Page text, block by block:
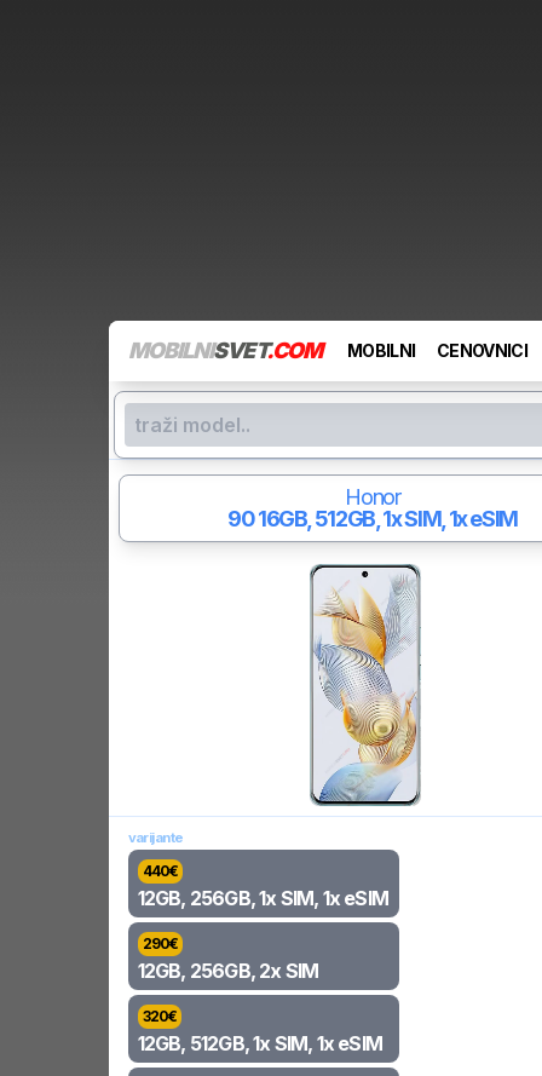
MOBILNISVET.COM MOBILNI CENOVNICI
Honor
9016GB, 512GB, 1x SIM, 1x eSIM
varijante
440€
12GB, 256GB, 1x SIM, 1x eSIM
290€
12GB, 256GB, 2x SIM
320€
12GB, 512GB, 1x SIM, 1x eSIM